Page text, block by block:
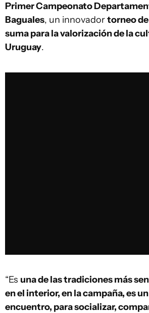
Primer Campeonato
Baguales, un innovadortorneo
suma para la valorización de la
Uruguay.
“Es una de las tradiciones más
en el interior, en la campaña, es
encuentro, para socializar,